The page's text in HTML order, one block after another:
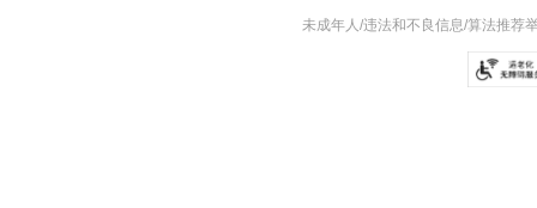
未成年人/违法和不良信息/算法推荐